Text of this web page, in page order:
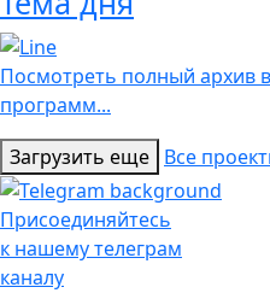
Посмотреть полный архив
программ...
Загрузить еще Все
Присоединяйтесь
к нашему телеграм
каналу